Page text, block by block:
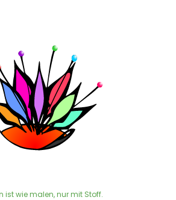
ist wie malen, nur mit Stoff.